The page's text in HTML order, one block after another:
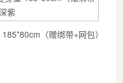
（赠绑带+网包）